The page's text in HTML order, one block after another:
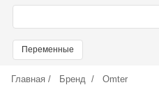
Переменные
Главная / Бренд / Omter